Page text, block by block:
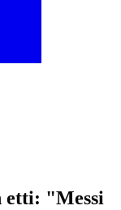
etti: "Messi